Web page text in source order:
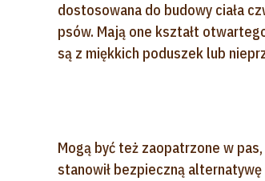
dostosowana do budowy ciała
psów. Mają one kształt
są z miękkich poduszek lub
Mogą być też zaopatrzone w
stanowił bezpieczną